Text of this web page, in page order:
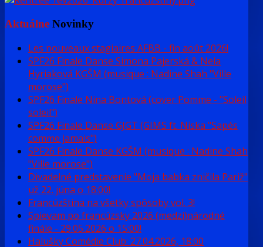
Aktuálne Novinky
Les nouveaux stagiaires AFBB - fin août 2026!
SPF26 Finale Danse Simona Pajerská & Nela
Hyriaková KGŠM (musique : Nadine Shah "Ville
morose")
SPF26 Finale Nina Bontová (cover Pomme - "Soleil
soleil")
SPF26 Finale Danse GJGT (GIMS ft. Niska "Sapés
comme jamais")
SPF26 Finale Danse KGŠM (musique : Nadine Shah
"Ville morose")
Divadelné predstavenie "Moja babka zničila Pariž"
už 22. júna o 18:00!
Francúzština na všetky spôsoby vol. 3!
Spievam po francúzsky 2026 (medzi)národné
finále - 29.05.2026 o 15:00!
Halušky Comédie Club: 27.04.2026, 18:00